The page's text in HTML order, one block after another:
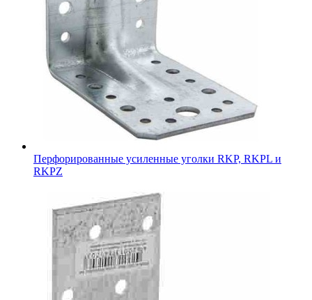
Перфорированные усиленные уголки RKP, RKPL и
RKPZ